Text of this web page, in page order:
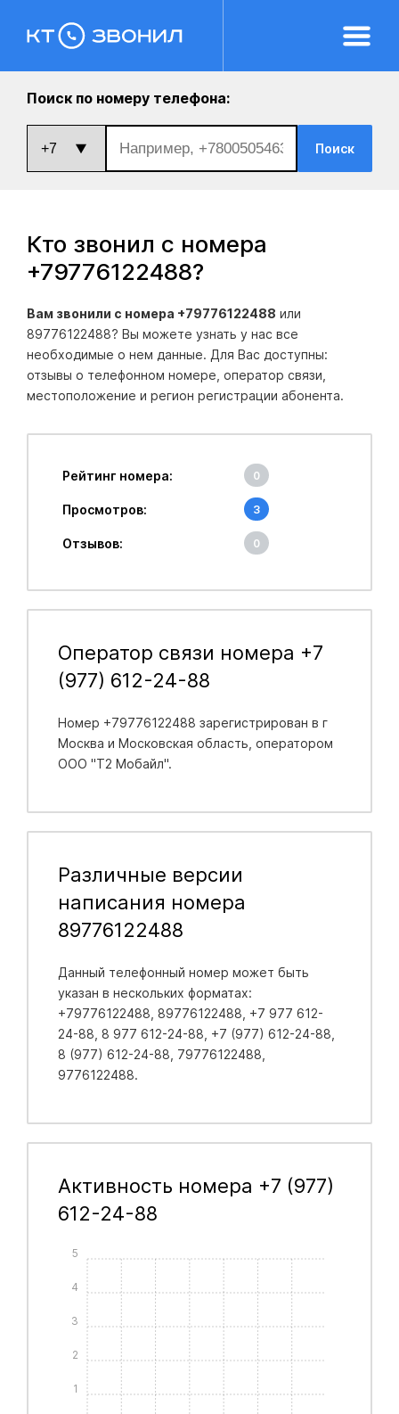
Поиск по номеру телефона:
Поиск
Кто звонил с номера
+79776122488?
Вам звонили с номера +79776122488 или
89776122488? Вы можете узнать у нас все
необходимые о нем данные. Для Вас доступны:
отзывы о телефонном номере, оператор связи,
местоположение и регион регистрации абонента.
Рейтинг номера: 0
Просмотров: 3
Отзывов: 0
Оператор связи номера +7
(977) 612-24-88
Номер +79776122488 зарегистрирован в г
Москва и Московская область , оператором
ООО "Т2 Мобайл".
Различные версии
написания номера
89776122488
Данный телефонный номер может быть
указан в нескольких форматах:
+79776122488, 89776122488, +7 977 612-
24-88, 8 977 612-24-88, +7 (977) 612-24-88,
8 (977) 612-24-88, 79776122488,
9776122488.
Активность номера +7 (977)
612-24-88
1
2
3
4
5